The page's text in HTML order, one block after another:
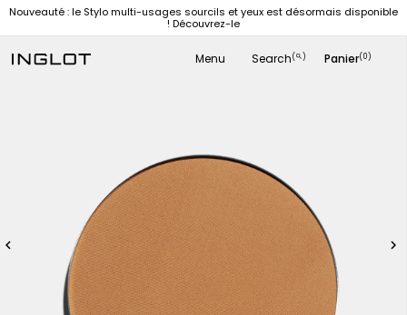
Nouveauté : le Stylo multi-usages sourcils et yeux est désormais disponible
! Découvrez-le
Menu Search(
search ) Panier(0)
 